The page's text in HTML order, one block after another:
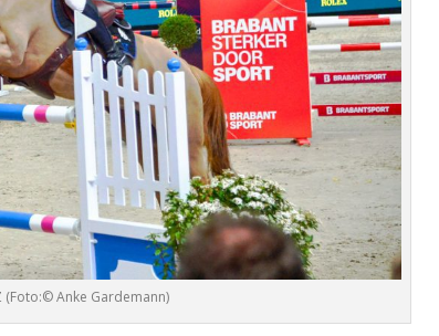
(Foto:© Anke Gardemann)